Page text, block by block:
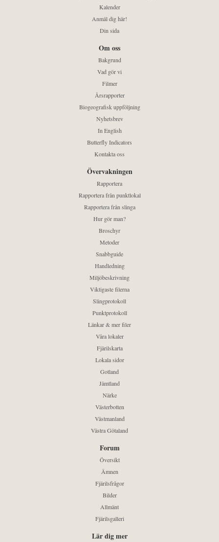
Kalender
Anmäl dig här!
Din sida
Om oss
Bakgrund
Vad gör vi
Filmer
Årsrapporter
Biogeografisk uppföljning
Nyhetsbrev
In English
Butterfly Indicators
Kontakta oss
Övervakningen
Rapportera
Rapportera från punktlokal
Rapportera från slinga
Hur gör man?
Broschyr
Metoder
Snabbguide
Handledning
Miljöbeskrivning
Viktigaste filerna
Slingprotokoll
Punktprotokoll
Länkar & mer filer
Våra lokaler
Fjärilskarta
Lokala sidor
Gotland
Jämtland
Närke
Västerbotten
Västmanland
Västra Götaland
Forum
Översikt
Ämnen
Fjärilsfrågor
Bilder
Allmänt
Fjärilsgalleri
Lär dig mer